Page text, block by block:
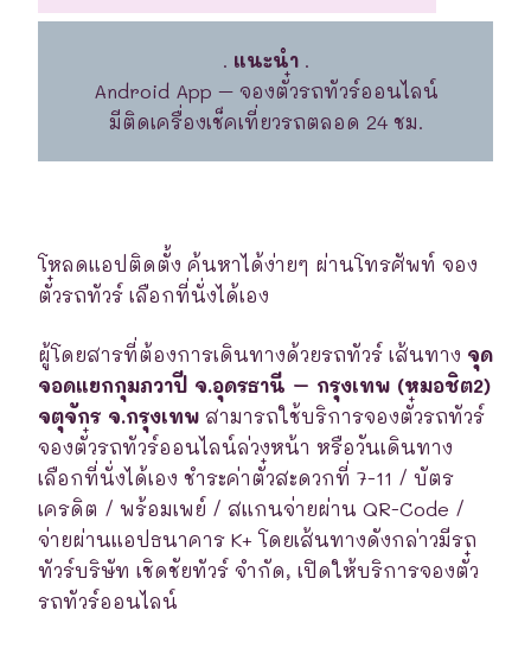
. แนะนำ.
Android App – จองตั๋วรถทัวร์ออนไลน์
มีติดเครื่องเช็คเที่ยวรถตลอด 24 ชม.
โหลดแอปติดตั้ง ค้นหาได้ง่ายๆ ผ่านโทรศัพท์ จอง
ตั๋วรถทัวร์ เลือกที่นั่งได้เอง
ผู้โดยสารที่ต้องการเดินทางด้วยรถทัวร์ เส้นทาง จุด
จอดแยกกุมภวาปี จ.อุดรธานี – กรุงเทพ (หมอชิต2)
จตุจักร จ.กรุงเทพ สามารถใช้บริการจองตั๋วรถทัวร์
จองตั๋วรถทัวร์ออนไลน์ล่วงหน้า หรือวันเดินทาง
เลือกที่นั่งได้เอง ชำระค่าตั๋วสะดวกที่ 7-11 / บัตร
เครดิต / พร้อมเพย์ / สแกนจ่ายผ่าน QR-Code /
จ่ายผ่านแอปธนาคาร K+ โดยเส้นทางดังกล่าวมีรถ
ทัวร์บริษัท เชิดชัยทัวร์ จำกัด, เปิดให้บริการจองตั๋ว
รถทัวร์ออนไลน์